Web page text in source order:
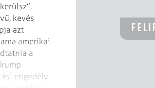
kevés
azt
amerikai
a
engedély